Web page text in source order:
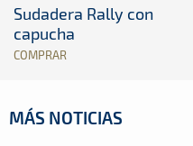
Sudadera Rally con
capucha
COMPRAR
MÁS NOTICIAS